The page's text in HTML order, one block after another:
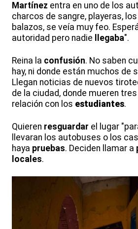
Martínez entra en uno de los
charcos de sangre, playeras,
balazos, se veía muy feo.
autoridad pero nadie
llegaba".
Reina la confusión. No saben
hay, ni donde están muchos de
Llegan noticias de nuevos
de la ciudad, donde mueren
relación con los estudiantes.
Quieren resguardar el lugar
llevaran los autobuses o los
haya pruebas. Deciden llamar a
locales.